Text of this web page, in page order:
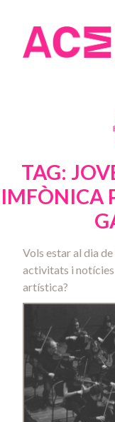
TAG:
Vols estar al dia
activitats i notícies
artística?